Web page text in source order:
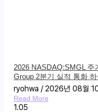
2026 NASDAQ:SMGL
Group 2분기 실적 통화
ryohwa 2026년 08월
Read More